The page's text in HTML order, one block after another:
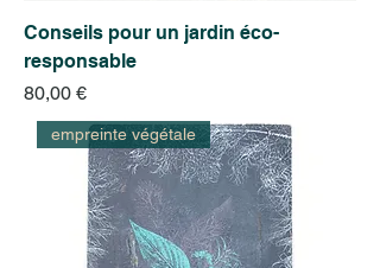
Conseils pour un jardin éco-
responsable
Prix
80,00 €
empreinte végétale